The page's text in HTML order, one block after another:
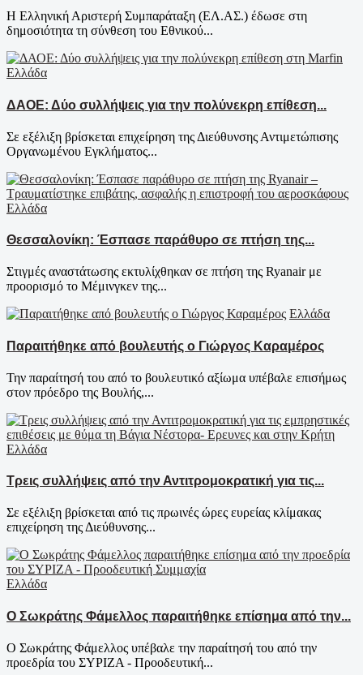
Η Ελληνική Αριστερή Συμπαράταξη (ΕΛ.ΑΣ.) έδωσε στη
δημοσιότητα τη σύνθεση του Εθνικού...
Ελλάδα
ΔΑΟΕ: Δύο συλλήψεις για την πολύνεκρη επίθεση...
Σε εξέλιξη βρίσκεται επιχείρηση της Διεύθυνσης Αντιμετώπισης
Οργανωμένου Εγκλήματος...
Ελλάδα
Θεσσαλονίκη: Έσπασε παράθυρο σε πτήση της...
Στιγμές αναστάτωσης εκτυλίχθηκαν σε πτήση της Ryanair με
προορισμό το Μέμινγκεν της...
Ελλάδα
Παραιτήθηκε από βουλευτής ο Γιώργος Καραμέρος
Την παραίτησή του από το βουλευτικό αξίωμα υπέβαλε επισήμως
στον πρόεδρο της Βουλής,...
Ελλάδα
Τρεις συλλήψεις από την Αντιτρομοκρατική για τις...
Σε εξέλιξη βρίσκεται από τις πρωινές ώρες ευρείας κλίμακας
επιχείρηση της Διεύθυνσης...
Ελλάδα
Ο Σωκράτης Φάμελλος παραιτήθηκε επίσημα από την...
Ο Σωκράτης Φάμελλος υπέβαλε την παραίτησή του από την
προεδρία του ΣΥΡΙΖΑ - Προοδευτική...